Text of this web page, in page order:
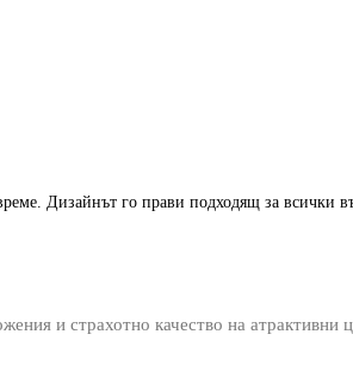
Дизайнът го прави подходящ за всички
и страхотно качество на атрактивни